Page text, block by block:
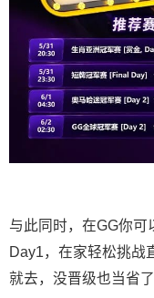
与此同时，在GG你可
Day1，在家轻松挑战
就去，没晋级也当省了